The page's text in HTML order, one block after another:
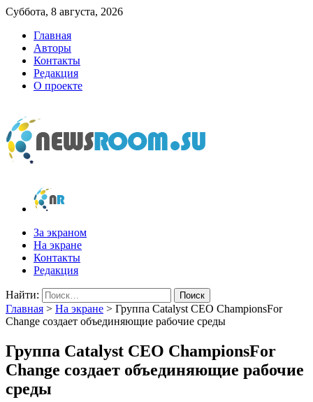
Суббота, 8 августа, 2026
Главная
Авторы
Контакты
Редакция
О проекте
newsroom.su
Новости о новостях
За экраном
На экране
Контакты
Редакция
Найти:
Главная > На экране > Группа Catalyst CEO ChampionsFor
Change создает объединяющие рабочие среды
Группа Catalyst CEO ChampionsFor
Change создает объединяющие рабочие
среды